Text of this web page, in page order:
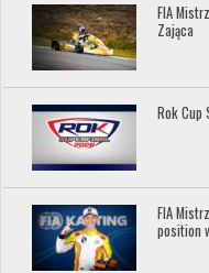
FIA
Zająca
Rok
FIA
position